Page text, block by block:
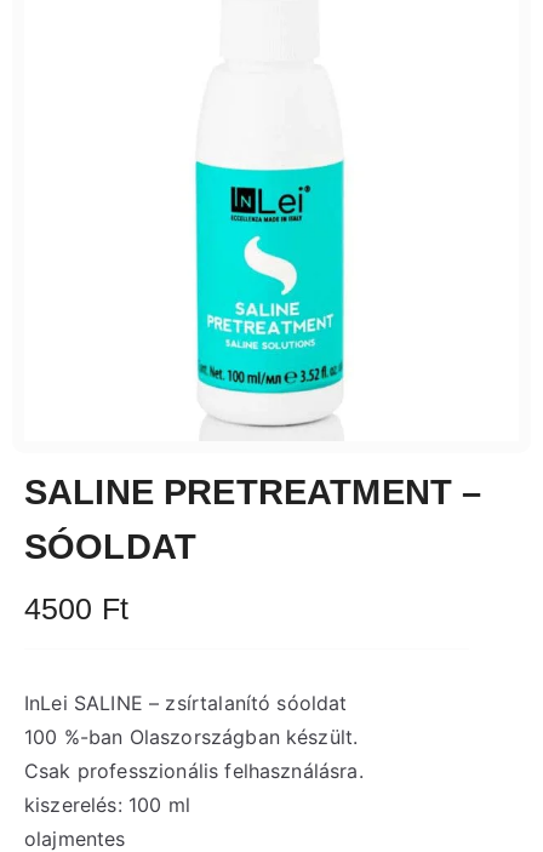
SALINE PRETREATMENT –
SÓOLDAT
4500 Ft
InLei SALINE – zsírtalanító sóoldat
100 %-ban Olaszországban készült.
Csak professzionális felhasználásra.
kiszerelés: 100 ml
olajmentes